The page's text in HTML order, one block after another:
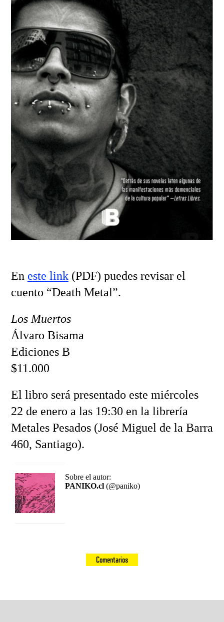
En este link(PDF) puedes revisar el
cuento “Death Metal”.
Los Muertos
Álvaro Bisama
Ediciones B
$11.000
El libro será presentado este miércoles
22 de enero a las 19:30 en la librería
Metales Pesados (José Miguel de la Barra
460, Santiago).
Sobre el autor:
PANIKO.cl (@paniko)
Comentarios